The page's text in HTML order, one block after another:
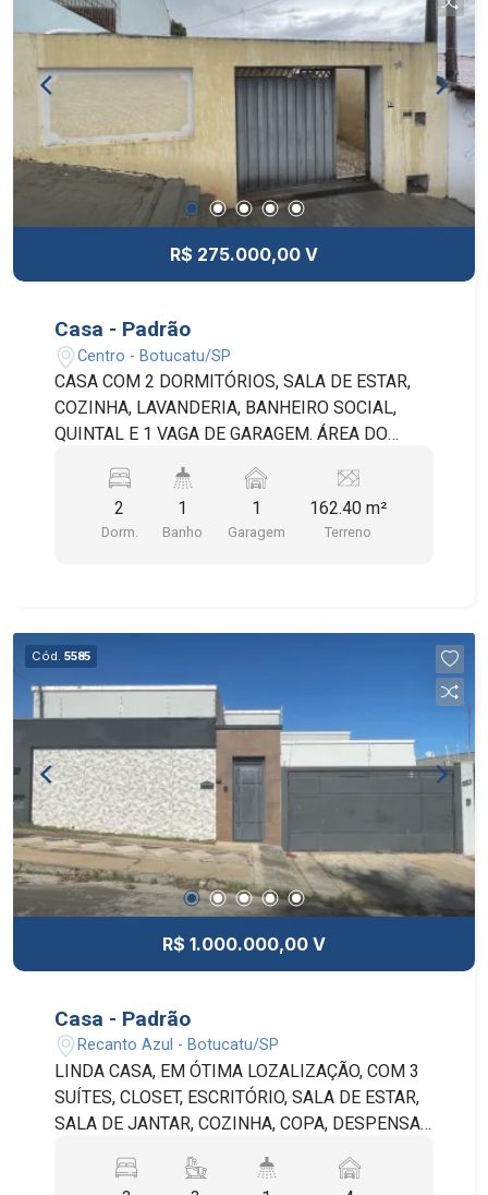
R$ 275.000,00 V
Casa - Padrão
Centro - Botucatu/SP
CASA COM 2 DORMITÓRIOS, SALA DE ESTAR,
COZINHA, LAVANDERIA, BANHEIRO SOCIAL,
QUINTAL E 1 VAGA DE GARAGEM. ÁREA DO
2
Dorm.
1
Banho
1
Garagem
162.40 m²
Terreno
Cód. 5585
R$ 1.000.000,00 V
Casa - Padrão
Recanto Azul - Botucatu/SP
LINDA CASA, EM ÓTIMA LOZALIZAÇÃO, COM 3
SUÍTES, CLOSET, ESCRITÓRIO, SALA DE ESTAR,
SALA DE JANTAR, COZINHA, COPA, DESPENSA,
VAGAS NA GARAGEM (2 COBERTAS E 2